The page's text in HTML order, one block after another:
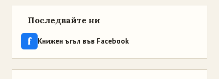
Последвайте ни
f Книжен ъгъл във Facebook